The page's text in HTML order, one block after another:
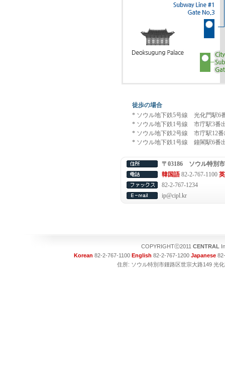
徒歩の場合
* ソウル地下鉄5号線 光化門駅6
* ソウル地下鉄1号線 市庁駅3番
* ソウル地下鉄2号線 市庁駅12番
* ソウル地下鉄1号線 鐘閣駅6番
〒03186 ソウル特別
韓国語 82-2-767-1100
82-2-767-1234
ip@cipl.kr
COPYRIGHTⓒ2011 CENTRAL
Korean 82-2-767-1100 English 82-2-767-1200 Japanese
住所: ソウル特別市鍾路区世宗大路149 光